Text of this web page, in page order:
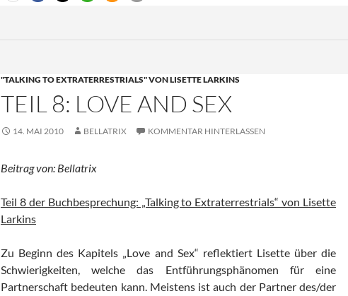
"TALKING TO EXTRATERRESTRIALS" VON LISETTE LARKINS
TEIL 8: LOVE AND SEX
14. MAI 2010 BELLATRIX KOMMENTAR HINTERLASSEN
Beitrag von: Bellatrix
Teil 8 der Buchbesprechung: „Talking to Extraterrestrials“ von Lisette
Larkins
Zu Beginn des Kapitels „Love and Sex“ reflektiert Lisette über die
Schwierigkeiten, welche das Entführungsphänomen für eine
Partnerschaft bedeuten kann. Meistens ist auch der Partner des/der